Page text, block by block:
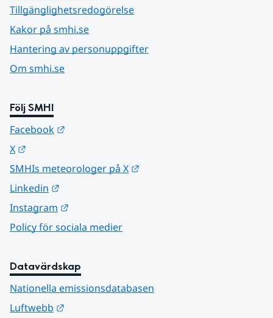
Tillgänglighetsredogörelse
Kakor på smhi.se
Hantering av personuppgifter
Om smhi.se
Följ SMHI
Facebook
X
SMHIs meteorologer på X
Linkedin
Instagram
Policy för sociala medier
Datavärdskap
Nationella emissionsdatabasen
Luftwebb